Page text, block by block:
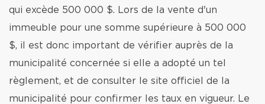
qui excède 500 000 $. Lors de la vente d'un
immeuble pour une somme supérieure à 500 000
$, il est donc important de vérifier auprès de la
municipalité concernée si elle a adopté un tel
règlement, et de consulter le site officiel de la
municipalité pour confirmer les taux en vigueur. Le